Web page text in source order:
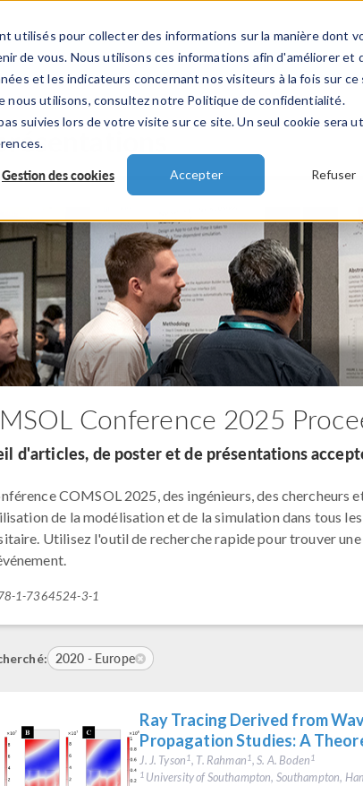
utilisés pour collecter des informations sur la manière dont
de vous. Nous utilisons ces informations afin d'améliorer et
et les indicateurs concernant nos visiteurs à la fois sur ce
nous utilisons, consultez notre Politique de confidentialité.
suivies lors de votre visite sur ce site. Un seul cookie sera
Gestion des cookies Accepter Refuser
INDUSTRIES VIDEOS
Conference 2025
d'articles, de poster et de présentations
COMSOL 2025, des ingénieurs, des chercheurs
de la modélisation et de la simulation dans tous
Utilisez l'outil de recherche rapide pour trouver
1-7364524-3-1
2020 - Europe
Ray Tracing Derived from
Propagation Studies: A
J. J. Tyson1, T. Rahman1, S. A. Boden1
1 University of Southampton, Southampton,